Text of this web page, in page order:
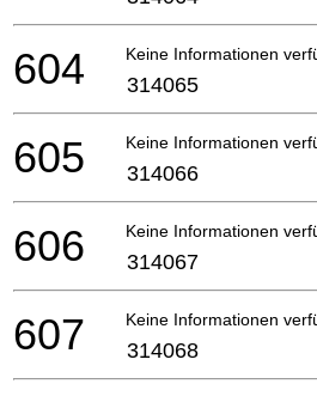
Keine Informationen
604 314065
Keine Informationen
605 314066
Keine Informationen
606 314067
Keine Informationen
607 314068